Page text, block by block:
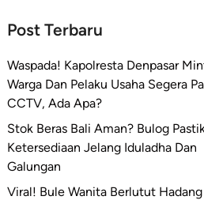
Post Terbaru
Waspada! Kapolresta Denpasar
Warga Dan Pelaku Usaha Segera
CCTV, Ada Apa?
Stok Beras Bali Aman? Bulog
Ketersediaan Jelang Iduladha Dan
Galungan
Viral! Bule Wanita Berlutut